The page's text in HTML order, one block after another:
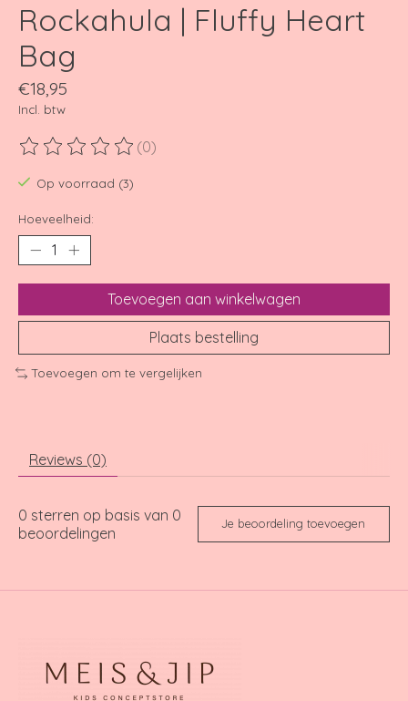
Rockahula | Fluffy Heart
Bag
€18,95
Incl. btw
De beoordeling van dit product is
(0)
Op voorraad (3)
Hoeveelheid:
Toevoegen aan winkelwagen
Plaats bestelling
Toevoegen om te vergelijken
Reviews (0)
0 sterren op basis van 0
beoordelingen
Je beoordeling toevoegen